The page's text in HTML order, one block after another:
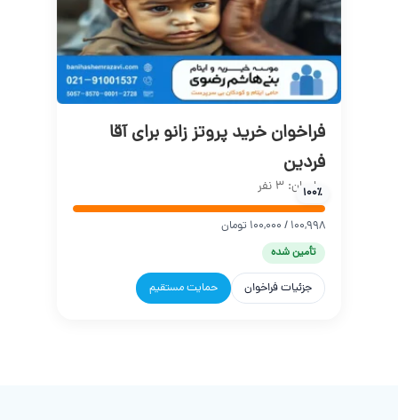
فراخوان خرید پروتز زانو برای آقا
فردین
حامیان: 3 نفر
100,998 / 100,000 تومان
تأمین شده
جزئیات فراخوان حمایت مستقیم